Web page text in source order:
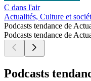
C dans l'air
Actualités, Culture et
Podcasts tendance de
Podcasts tendance de
Podcasts